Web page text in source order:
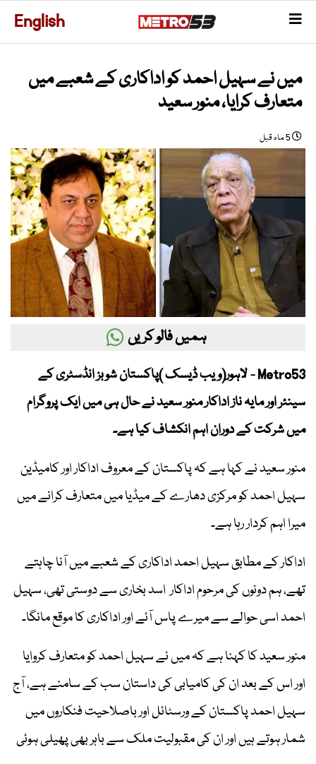
English
میں نے سہیل احمد کو اداکاری کے شعبے میں
متعارف کرایا، منور سعید
5 ماہ قبل
ہمیں فالو کریں
Metro53 - لاہور(ویب ڈیسک )پاکستان شوبز انڈسٹری کے
سینئر اور مایہ ناز اداکار منور سعید نے حال ہی میں ایک پروگرام
میں شرکت کے دوران اہم انکشاف کیا ہے۔
منور سعید نے کہا ہے کہ پاکستان کے معروف اداکار اور کامیڈین
سہیل احمد کو مرکزی دھارے کے میڈیا میں متعارف کرانے میں
میرا اہم کردار رہا ہے۔
اداکار کے مطابق سہیل احمد اداکاری کے شعبے میں آنا چاہتے
تھے، ہم دونوں کی مرحوم اداکار اسد بخاری سے دوستی تھی، سہیل
احمد اسی حوالے سے میرے پاس آئے اور اداکاری کا موقع مانگا۔
منور سعید کا کہنا ہے کہ میں نے سہیل احمد کو متعارف کروایا
اور اس کے بعد ان کی کامیابی کی داستان سب کے سامنے ہے، آج
سہیل احمد پاکستان کے ورسٹائل اور باصلاحیت فنکاروں میں
شمار ہوتے ہیں اور ان کی مقبولیت ملک سے باہر بھی پھیلی ہوئی